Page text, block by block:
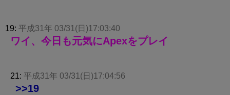
19: 平成31年 03/31(日)17:03:40
ワイ、今日も元気にApexをプレイ
21: 平成31年 03/31(日)17:04:56
>>19